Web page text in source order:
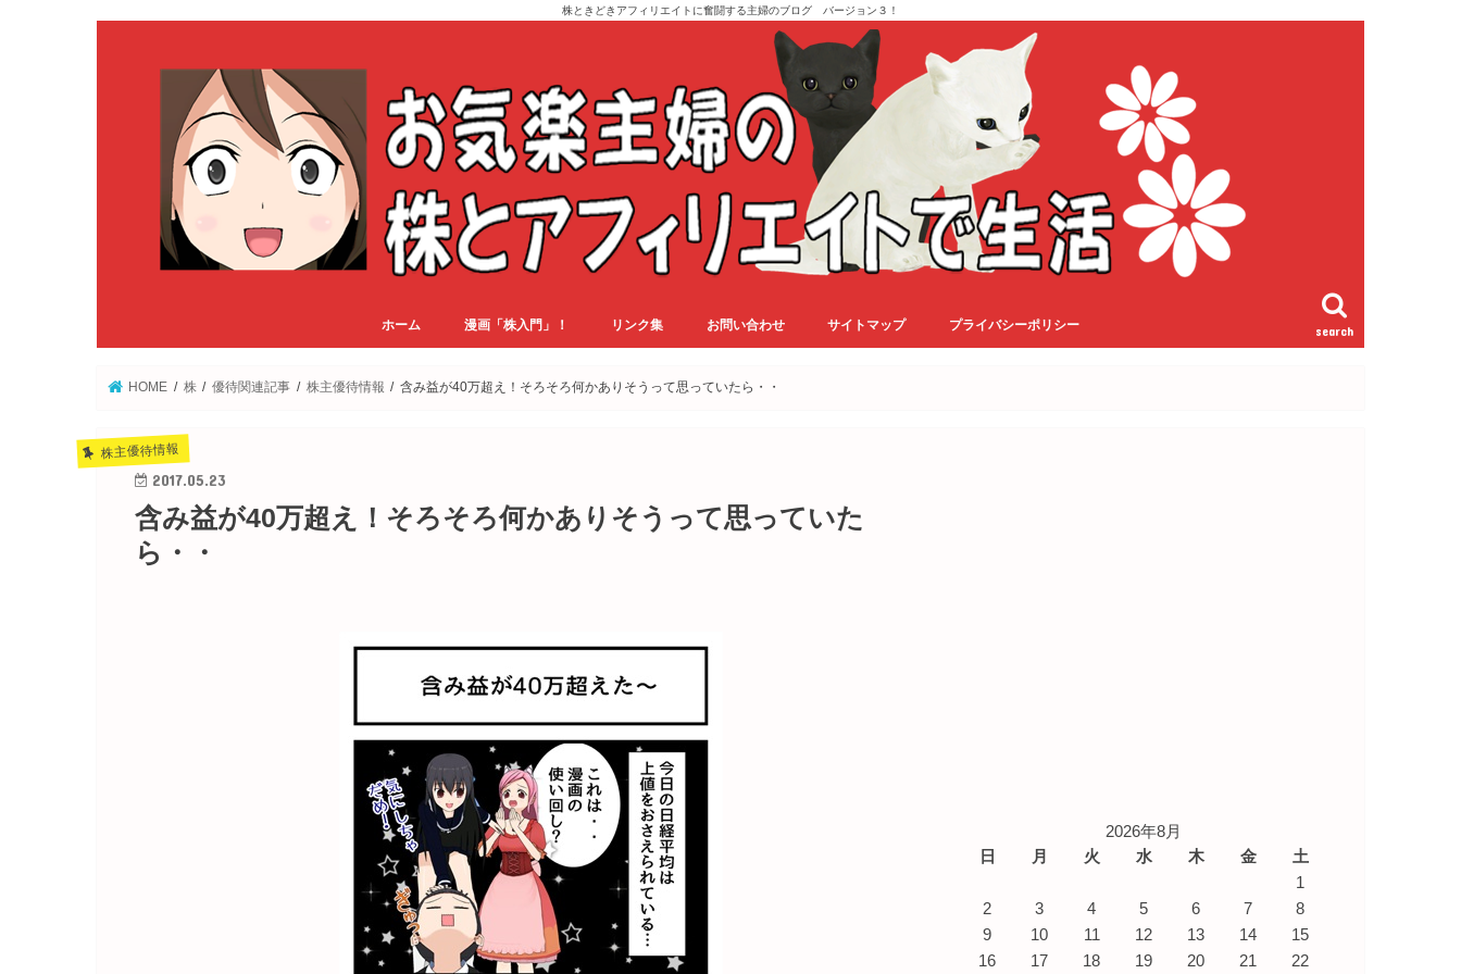
株ときどきアフィリエイトに奮闘する主婦のブログ バージョン３！
search
ホーム 漫画「株入門」！ リンク集 お問い合わせ サイトマップ プライバシーポリシー
HOME 株 優待関連記事 株主優待情報 含み益が40万超え！そろそろ何かありそうって思っていたら・・
株主優待情報
2017.05.23
含み益が40万超え！そろそろ何かありそうって思っていた
ら・・
2026年8月
日
月 火 水 木 金
土
1
2
3 4 5 6 7
8
9
10 11 12 13 14
15
16
17 18 19 20 21 22